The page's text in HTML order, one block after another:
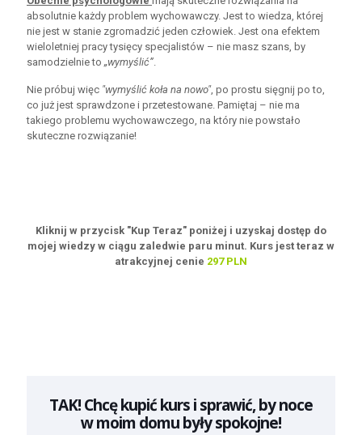
absolutnie każdy problem wychowawczy. Jest to wiedza, której
nie jest w stanie zgromadzić jeden człowiek. Jest ona efektem
wieloletniej pracy tysięcy specjalistów – nie masz szans, by
samodzielnie to „wymyślić”.
Nie próbuj więc "wymyślić koła na nowo", po prostu sięgnij po to,
co już jest sprawdzone i przetestowane. Pamiętaj – nie ma
takiego problemu wychowawczego, na który nie powstało
skuteczne rozwiązanie!
Kliknij w przycisk "Kup Teraz" poniżej i uzyskaj dostęp do
mojej wiedzy w ciągu zaledwie paru minut. Kurs jest teraz w
atrakcyjnej cenie 297 PLN
TAK! Chcę kupić kurs i sprawić, by noce
w moim domu były spokojne!